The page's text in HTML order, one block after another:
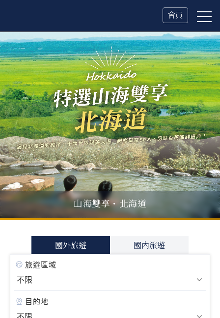
會員
父親節．限時特別企劃
一人旅行Solo Travel山海雙享・北海道
國外旅遊 國內旅遊
旅遊區域
目的地